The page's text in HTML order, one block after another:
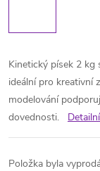
Kinetický písek 2
ideální pro kreativní
modelování
dovednosti.
Položka byla